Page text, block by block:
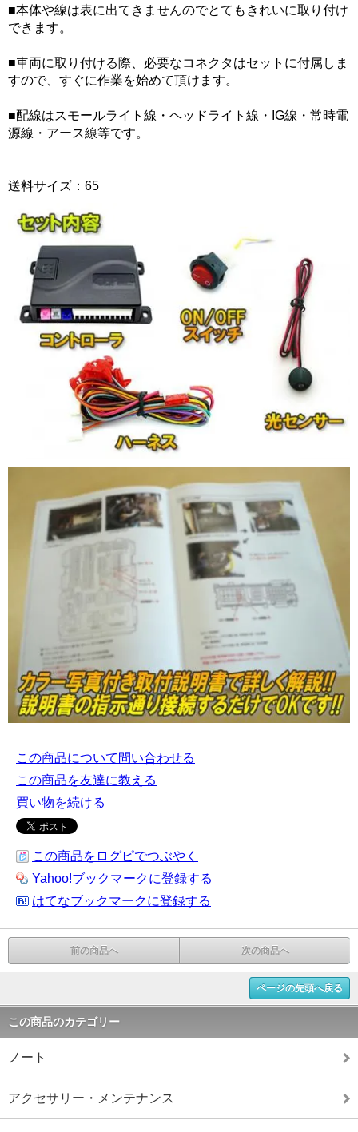
■本体や線は表に出てきませんのでとてもきれいに取り付け
できます。
■車両に取り付ける際、必要なコネクタはセットに付属しま
すので、すぐに作業を始めて頂けます。
■配線はスモールライト線・ヘッドライト線・IG線・常時電
源線・アース線等です。
送料サイズ：65
この商品について問い合わせる
この商品を友達に教える
買い物を続ける
この商品をログピでつぶやく
Yahoo!ブックマークに登録する
はてなブックマークに登録する
前の商品へ 次の商品へ
ページの先頭へ戻る
この商品のカテゴリー
ノート
アクセサリー・メンテナンス